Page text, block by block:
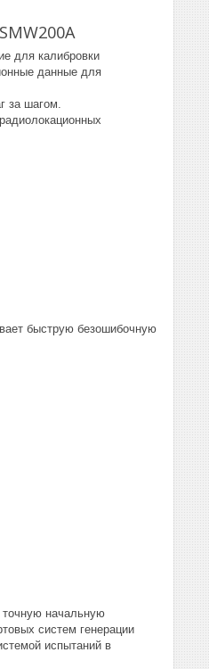
для калибровки
данные для
за шагом.
быструю безошибочную
точную начальную
систем генерации
испытаний в